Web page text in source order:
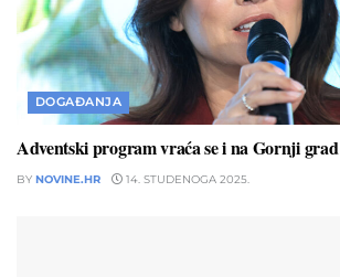
DOGAĐANJA
Adventski program vraća se i na Gornji grad
BY NOVINE.HR 14. STUDENOGA 2025.